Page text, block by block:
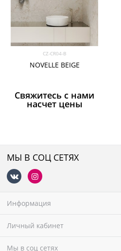
CZ-CR04-B
NOVELLE BEIGE
Свяжитесь с нами
насчет цены
МЫ В СОЦ СЕТЯХ
Информация
Личный кабинет
Мы в соц сетях